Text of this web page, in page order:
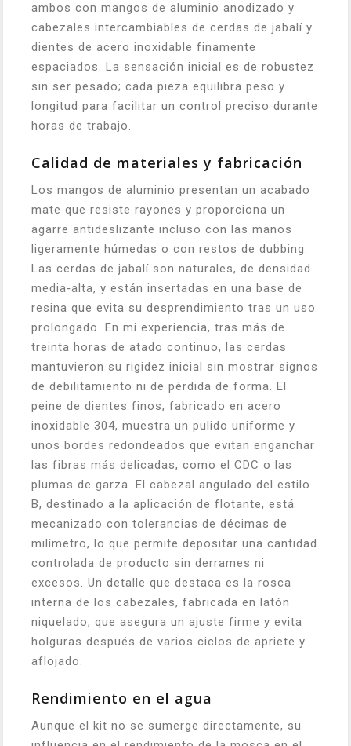
ambos con mangos de aluminio anodizado y
cabezales intercambiables de cerdas de jabalí y
dientes de acero inoxidable finamente
espaciados. La sensación inicial es de robustez
sin ser pesado; cada pieza equilibra peso y
longitud para facilitar un control preciso durante
horas de trabajo.
Calidad de materiales y fabricación
Los mangos de aluminio presentan un acabado
mate que resiste rayones y proporciona un
agarre antideslizante incluso con las manos
ligeramente húmedas o con restos de dubbing.
Las cerdas de jabalí son naturales, de densidad
media‑alta, y están insertadas en una base de
resina que evita su desprendimiento tras un uso
prolongado. En mi experiencia, tras más de
treinta horas de atado continuo, las cerdas
mantuvieron su rigidez inicial sin mostrar signos
de debilitamiento ni de pérdida de forma. El
peine de dientes finos, fabricado en acero
inoxidable 304, muestra un pulido uniforme y
unos bordes redondeados que evitan enganchar
las fibras más delicadas, como el CDC o las
plumas de garza. El cabezal angulado del estilo
B, destinado a la aplicación de flotante, está
mecanizado con tolerancias de décimas de
milímetro, lo que permite depositar una cantidad
controlada de producto sin derrames ni
excesos. Un detalle que destaca es la rosca
interna de los cabezales, fabricada en latón
niquelado, que asegura un ajuste firme y evita
holguras después de varios ciclos de apriete y
aflojado.
Rendimiento en el agua
Aunque el kit no se sumerge directamente, su